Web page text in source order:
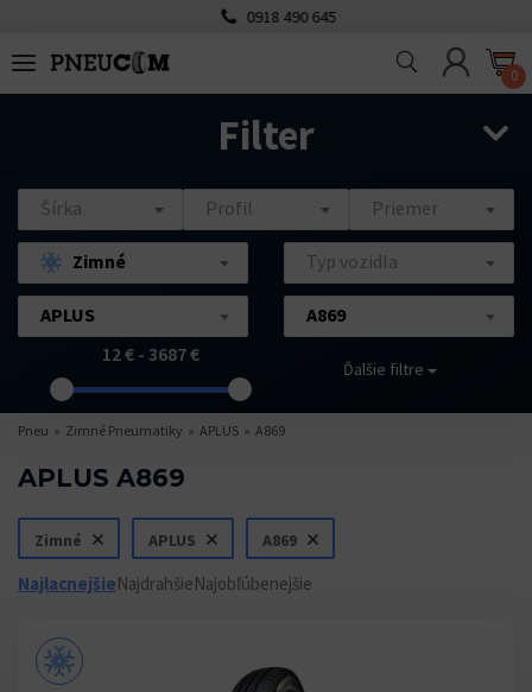
0918 490 645
0
Filter
Šírka Profil Priemer
Zimné Typ vozidla
APLUS
A869
12 € - 3687 €
Ďalšie filtre
Pneu Zimné Pneumatiky APLUS A869
APLUS A869
Zimné APLUS A869
NajlacnejšieNajdrahšieNajobľúbenejšie